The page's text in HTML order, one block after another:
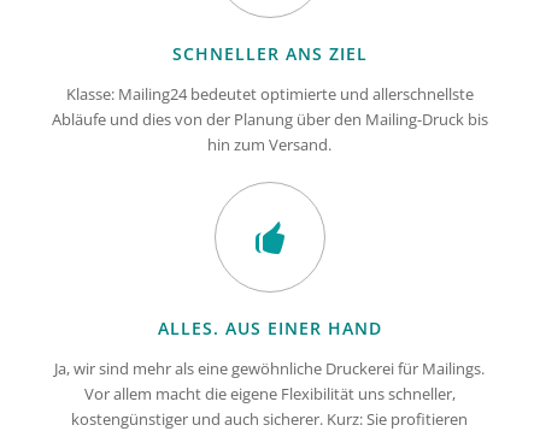
SCHNELLER ANS ZIEL
Klasse: Mailing24 bedeutet optimierte und allerschnellste
Abläufe und dies von der Planung über den Mailing-Druck bis
hin zum Versand.
ALLES. AUS EINER HAND
Ja, wir sind mehr als eine gewöhnliche Druckerei für Mailings.
Vor allem macht die eigene Flexibilität uns schneller,
kostengünstiger und auch sicherer. Kurz: Sie profitieren